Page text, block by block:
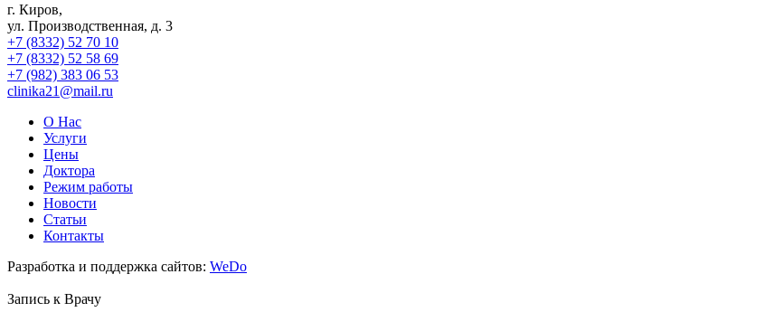
г. Киров,
ул. Производственная, д. 3
+7 (8332) 52 70 10
+7 (8332) 52 58 69
+7 (982) 383 06 53
clinika21@mail.ru
О Нас
Услуги
Цены
Доктора
Режим работы
Новости
Статьи
Контакты
Разработка и поддержка сайтов: WeDo
Запись к Врачу